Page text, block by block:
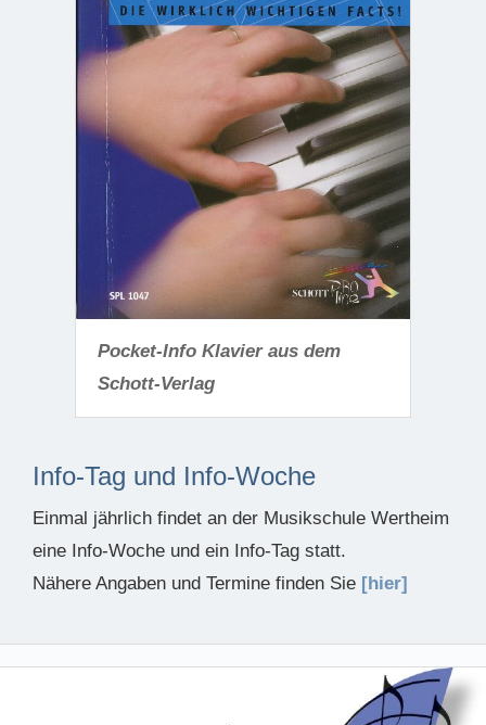
Pocket-Info Klavier aus dem
Schott-Verlag
Info-Tag und Info-Woche
Einmal jährlich findet an der Musikschule Wertheim
eine Info-Woche und ein Info-Tag statt.
Nähere Angaben und Termine finden Sie [hier]